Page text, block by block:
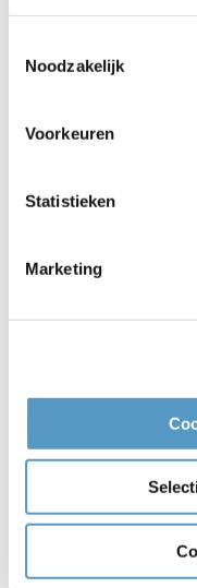
Noodzakelijk
Voorkeuren
Statistieken
Marketing
Katwijkse
veel te bieden! Wat
Doe Mee Festival
het Marktplein naast